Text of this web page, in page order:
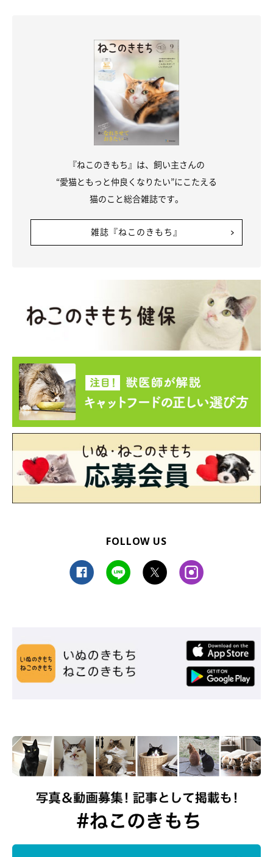
『ねこのきもち』は、飼い主さんの
“愛猫ともっと仲良くなりたい”にこたえる
猫のこと総合雑誌です。
雑誌『ねこのきもち』
FOLLOW US